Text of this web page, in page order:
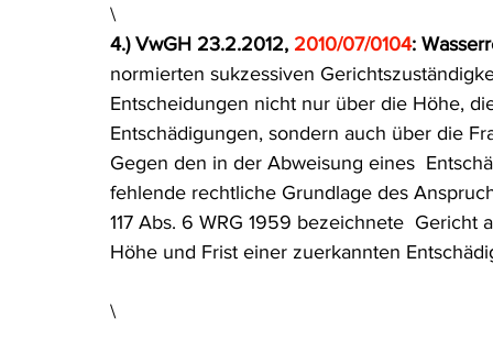
\
4.) VwGH 23.2.2012, 2010/07/0104:
normierten sukzessiven
Entscheidungen nicht nur über die Höhe,
Entschädigungen, sondern auch über die
Gegen den in der Abweisung eines
fehlende rechtliche Grundlage des
117 Abs. 6 WRG 1959 bezeichnete
Höhe und Frist einer zuerkannten
\